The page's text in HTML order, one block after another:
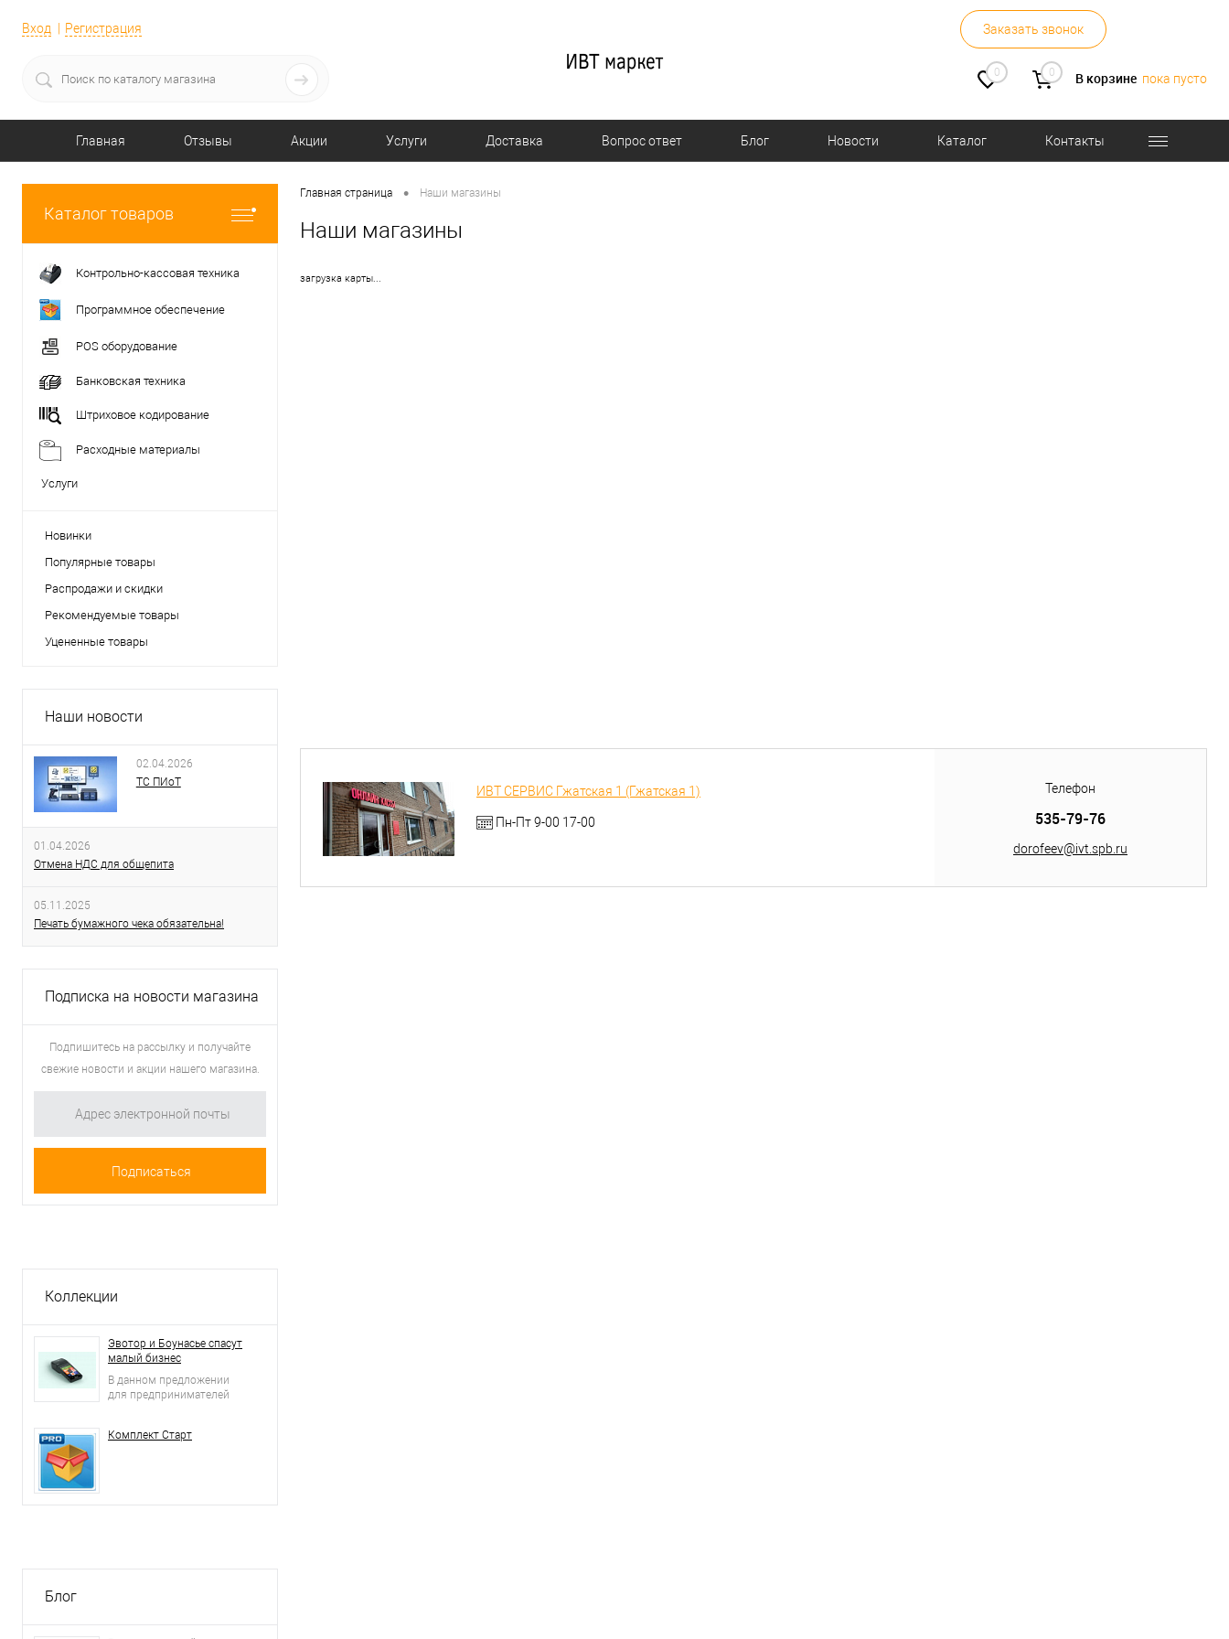
Вход Регистрация Заказать звонок
0 0 В корзине пока пусто
Главная Отзывы Акции Услуги Доставка Вопрос ответ Блог Новости Каталог Контакты
Каталог товаров
Контрольно-кассовая техника
Программное обеспечение
POS оборудование
Банковская техника
Штриховое кодирование
Расходные материалы
Услуги
Новинки
Популярные товары
Распродажи и скидки
Рекомендуемые товары
Уцененные товары
Наши новости
02.04.2026
ТС ПИоТ
01.04.2026
Отмена НДС для общепита
05.11.2025
Печать бумажного чека обязательна!
Подписка на новости магазина
Подпишитесь на рассылку и получайте
свежие новости и акции нашего магазина.
Коллекции
Эвотор и Боунасье спасут
малый бизнес
В данном предложении
для предпринимателей
Комплект Старт
Блог
Главная страница • Наши магазины
Наши магазины
загрузка карты...
ИВТ СЕРВИС Гжатская 1 (Гжатская 1)
Пн-Пт 9-00 17-00
Телефон
535-79-76
dorofeev@ivt.spb.ru